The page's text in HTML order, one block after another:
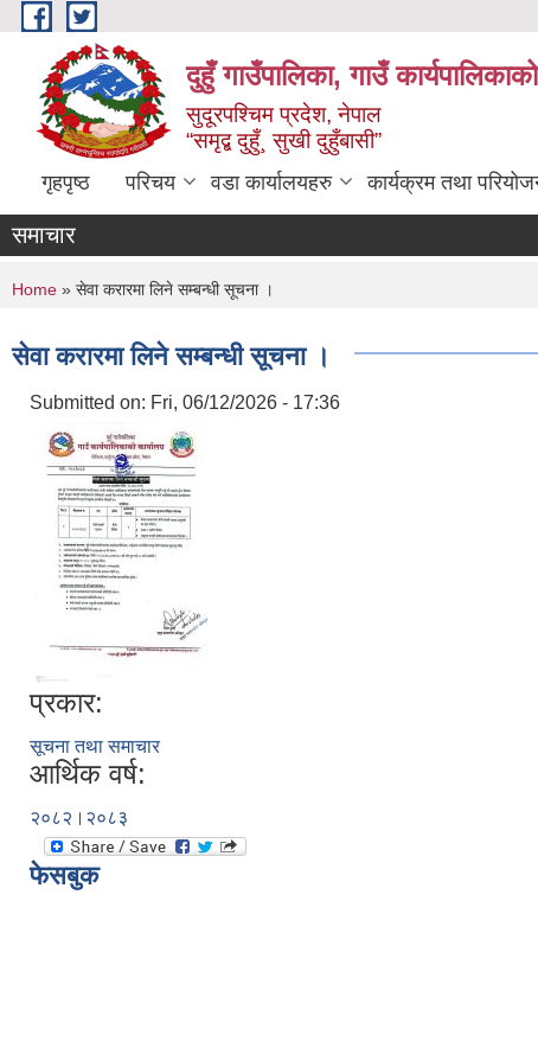
Skip to main content
दुहुँ गाउँपालिका, गाउँ
सुदूरपश्चिम प्रदेश, नेपाल
“समृद्ब दुहुँ¸ सुखी दुहुँबासी”
गृहपृष्ठ परिचय वडा कार्यालयहरु कार्यक्रम तथा
समाचार
You are here
Home » सेवा करारमा लिने सम्बन्धी सूचना ।
सेवा करारमा लिने सम्बन्धी सूचना ।
Submitted on: Fri, 06/12/2026 - 17:36
प्रकार:
सूचना तथा समाचार
आर्थिक वर्ष:
२०८२।२०८३
फेसबुक